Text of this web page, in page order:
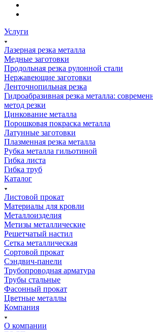
Услуги
Лазерная резка металла
Медные заготовки
Продольная резка рулонной стали
Нержавеющие заготовки
Ленточнопильная резка
Гидроабразивная резка металла:
метод резки
Цинкование металла
Порошковая покраска металла
Латунные заготовки
Плазменная резка металла
Рубка металла гильотиной
Гибка листа
Гибка труб
Каталог
Листовой прокат
Материалы для кровли
Металлоизделия
Метизы металлические
Решетчатый настил
Сетка металлическая
Сортовой прокат
Сэндвич-панели
Трубопроводная арматура
Трубы стальные
Фасонный прокат
Цветные металлы
Компания
О компании